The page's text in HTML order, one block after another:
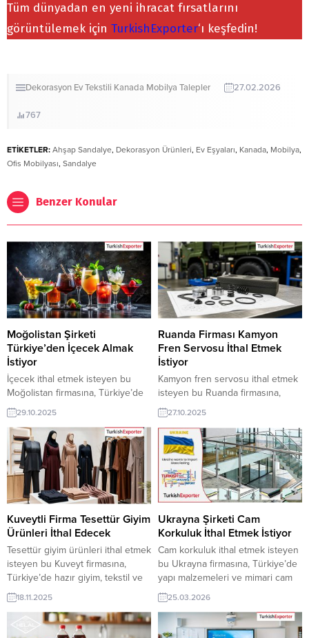
Tüm dünyadan en yeni ihracat fırsatlarını
görüntülemek için TurkishExporter‘ı keşfedin!
Dekorasyon Ev Tekstili Kanada Mobilya Talepler 27.02.2026
767
ETİKETLER: Ahşap Sandalye, Dekorasyon Ürünleri, Ev Eşyaları, Kanada, Mobilya,
Ofis Mobilyası, Sandalye
Benzer Konular
Moğolistan Şirketi
Türkiye’den İçecek Almak
İstiyor
İçecek ithal etmek isteyen bu
Moğolistan firmasına, Türkiye’de
plastik ürünler ve ambalaj
malzemeleri ile çöp poşedi
üreticisi veya tedarikçisi olan
ihracatçı firmalar teklif sunabilirler.
Yeni bir ihracat pazarı fırsatı olan
bu alım ilanının iletişim bilgilerine
TurkishExporter VIP üyeleri ile TE
üyelik kredisi sahibi ihracat
şirketleri erişebilmektedir. ➤ Bu
ithalat alım...
29.10.2025
Ruanda Firması Kamyon
Fren Servosu İthal Etmek
İstiyor
Kamyon fren servosu ithal etmek
isteyen bu Ruanda firmasına,
Türkiye’de Türkiye’de otomotiv
sanayi ve fren sistemleri ile tır
fren takviye ünitesi üreticisi veya
tedarikçisi olan ihracatçı firmalar
teklif sunabilirler. Yeni bir ihracat
pazarı fırsatı olan bu alım ilanının
iletişim bilgilerine TurkishExporter
VIP üyeleri ile TE üyelik kredisi
sahibi ihracat şirketleri...
27.10.2025
Kuveytli Firma Tesettür Giyim
Ürünleri İthal Edecek
Tesettür giyim ürünleri ithal etmek
isteyen bu Kuveyt firmasına,
Türkiye’de hazır giyim, tekstil ve
moda ürünleri ile tesettür ürünleri
üreticisi veya tedarikçisi olan
ihracatçı firmalar teklif sunabilirler.
Yeni bir ihracat pazarı fırsatı olan
18.11.2025
Ukrayna Şirketi Cam
Korkuluk İthal Etmek İstiyor
Cam korkuluk ithal etmek isteyen
bu Ukrayna firmasına, Türkiye’de
yapı malzemeleri ve mimari cam
çözümleri ile cam korkuluk
üreticisi veya tedarikçisi olan
ihracatçı firmalar teklif sunabilirler.
Yeni bir ihracat pazarı fırsatı olan
25.03.2026